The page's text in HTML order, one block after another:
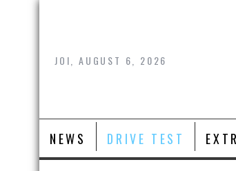
Skip
JOI, AUGUST 6, 2026
NEWS DRIVE TEST